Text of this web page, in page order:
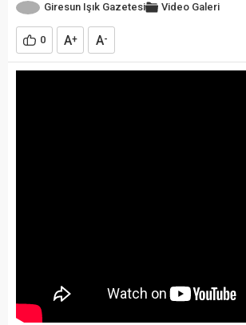
Giresun Işık Gazetesi Video Galeri
0 A+ A-